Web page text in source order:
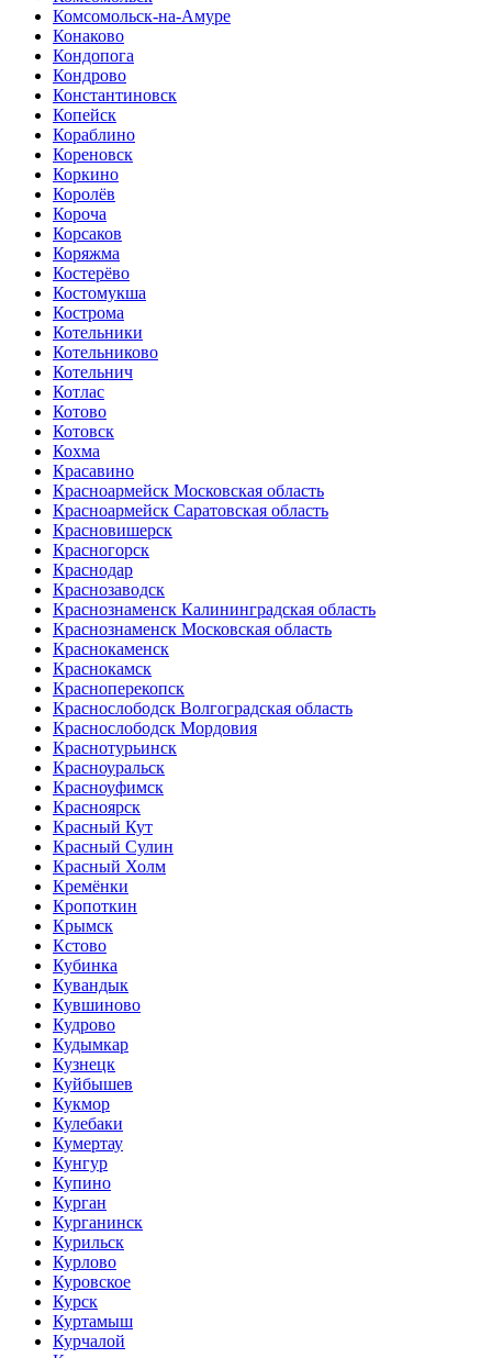
Комсомольск-на-Амуре
Конаково
Кондопога
Кондрово
Константиновск
Копейск
Кораблино
Кореновск
Коркино
Королёв
Короча
Корсаков
Коряжма
Костерёво
Костомукша
Кострома
Котельники
Котельниково
Котельнич
Котлас
Котово
Котовск
Кохма
Красавино
Красноармейск Московская область
Красноармейск Саратовская область
Красновишерск
Красногорск
Краснодар
Краснозаводск
Краснознаменск Калининградская область
Краснознаменск Московская область
Краснокаменск
Краснокамск
Красноперекопск
Краснослободск Волгоградская область
Краснослободск Мордовия
Краснотурьинск
Красноуральск
Красноуфимск
Красноярск
Красный Кут
Красный Сулин
Красный Холм
Кремёнки
Кропоткин
Крымск
Кстово
Кубинка
Кувандык
Кувшиново
Кудрово
Кудымкар
Кузнецк
Куйбышев
Кукмор
Кулебаки
Кумертау
Кунгур
Купино
Курган
Курганинск
Курильск
Курлово
Куровское
Курск
Куртамыш
Курчалой